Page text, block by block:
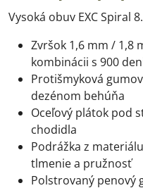
Vysoká obuv EXC Spiral
Zvršok 1,6 mm / 1,8
kombinácii s 900
Protišmyková
dezénom behúňa
Oceľový plátok pod
chodidla
Podrážka z
tlmenie a pružnosť
Polstrovaný penový